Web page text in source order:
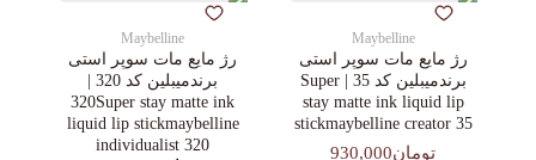
Maybelline
رژ مایع مات سوپر استی‌
برندمیبلین کد 35 | Super
stay matte ink liquid lip
stickmaybelline creator 35
تومان930,000
Maybelline
رژ مایع مات سوپر استی‌
برندمیبلین کد 320 |
320Super stay matte ink
liquid lip stickmaybelline
individualist 320